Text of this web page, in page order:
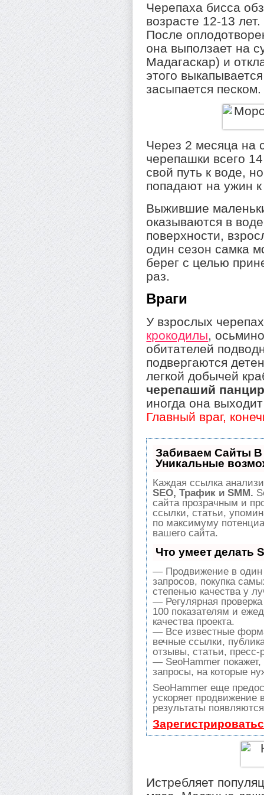
Черепаха бисса
возрасте 12-13
После
она выползает на
Мадагаскар) и
этого
засыпается песком.
Через 2 месяца на
черепашки всего
свой путь к воде,
попадают на ужин
Выжившие
оказываются в
поверхности,
один сезон самка
берег с целью
раз.
Враги
У взрослых
крокодилы,
обитателей
подвергаются
легкой добычей
черепаший
иногда она
Главный враг,
Забиваем Сайты
Уникальные
Каждая ссылка
SEO, Трафик и SMM.
сайта прозрачным и
ссылки, статьи,
по максимуму
вашего сайта.
Что умеет делать
— Продвижение в один
запросов, покупка
степенью качества у
— Регулярная
100 показателям и
качества проекта.
— Все известные
вечные ссылки,
отзывы, статьи, пресс-
— SeoHammer
запросы, на которые
SeoHammer еще
ускоряет продвижение
результаты
Истребляет